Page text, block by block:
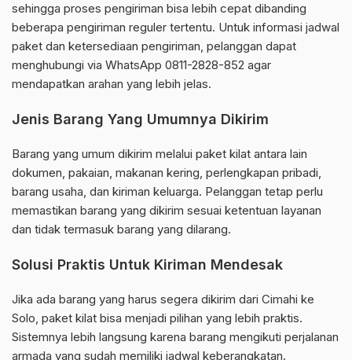
sehingga proses pengiriman bisa lebih cepat dibanding
beberapa pengiriman reguler tertentu. Untuk informasi jadwal
paket dan ketersediaan pengiriman, pelanggan dapat
menghubungi via WhatsApp 0811-2828-852 agar
mendapatkan arahan yang lebih jelas.
Jenis Barang Yang Umumnya Dikirim
Barang yang umum dikirim melalui paket kilat antara lain
dokumen, pakaian, makanan kering, perlengkapan pribadi,
barang usaha, dan kiriman keluarga. Pelanggan tetap perlu
memastikan barang yang dikirim sesuai ketentuan layanan
dan tidak termasuk barang yang dilarang.
Solusi Praktis Untuk Kiriman Mendesak
Jika ada barang yang harus segera dikirim dari Cimahi ke
Solo, paket kilat bisa menjadi pilihan yang lebih praktis.
Sistemnya lebih langsung karena barang mengikuti perjalanan
armada yang sudah memiliki jadwal keberangkatan.